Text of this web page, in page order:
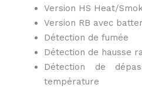
Version HS Heat/
Version RB avec
Détection de fumée
Détection de hausse
Détection de
température